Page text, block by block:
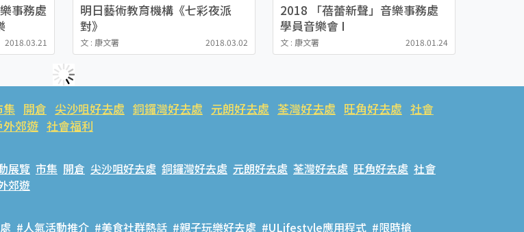
事務處
2018.03.21
明日藝術教育機構《七彩夜派
對》
文 : 康文署 2018.03.02
2018 「蓓蕾新聲」音樂事務處
學員音樂會 I
文 : 康文署 2018.01.24
集 開倉 尖沙咀好去處 銅鑼灣好去處 元朗好去處 荃灣好去處 旺角好去處 社會
外郊遊 社會福利
展覽 市集 開倉 尖沙咀好去處 銅鑼灣好去處 元朗好去處 荃灣好去處 旺角好去處 社會
郊遊
#人氣活動推介 #美食社群熱話 #親子玩樂好去處 #ULifestyle應用程式 #限時搶